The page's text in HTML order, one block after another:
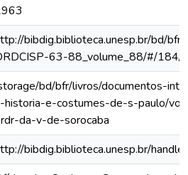
bibdig.biblioteca.unesp.br/bd/
63-88_volume_88/#/184/
bd/bfr/livros/documentos-
historia-e-costumes-de-s-paulo/
da-v-de-sorocaba
bibdig.biblioteca.unesp.br/